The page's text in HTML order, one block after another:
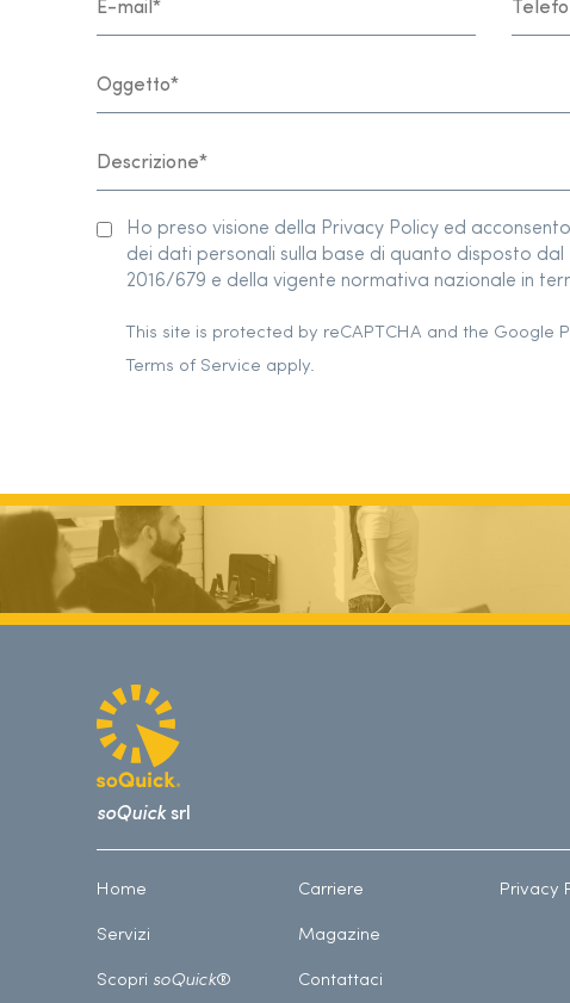
Ho preso visione della Privacy Policy ed
dei dati personali sulla base di quanto disposto dal
2016/679 e della vigente normativa nazionale in
This site is protected by reCAPTCHA and the Google
Terms of Service apply.
soQuicksrl
Home
Servizi
Scopri soQuick®
Carriere
Magazine
Contattaci
Privacy